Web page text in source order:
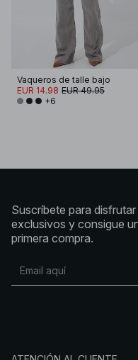
Vaqueros de talle bajo
EUR 14.98 EUR 49.95
+6
Suscríbete para
exclusivos y consigue
primera compra.